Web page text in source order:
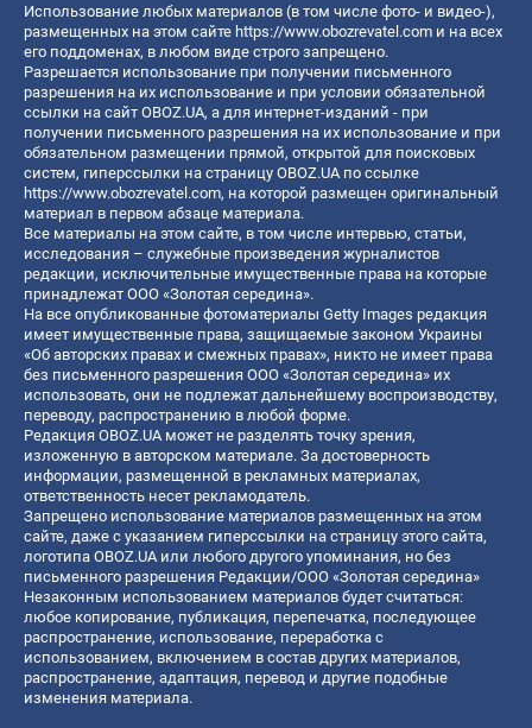
Использование любых материалов (в том числе фото- и видео-),
размещенных на этом сайте https://www.obozrevatel.com и на всех
его поддоменах, в любом виде строго запрещено.
Разрешается использование при получении письменного
разрешения на их использование и при условии обязательной
ссылки на сайт OBOZ.UA, а для интернет-изданий - при
получении письменного разрешения на их использование и при
обязательном размещении прямой, открытой для поисковых
систем, гиперссылки на страницу OBOZ.UA по ссылке
https://www.obozrevatel.com, на которой размещен оригинальный
материал в первом абзаце материала.
Все материалы на этом сайте, в том числе интервью, статьи,
исследования – служебные произведения журналистов
редакции, исключительные имущественные права на которые
принадлежат ООО «Золотая середина».
На все опубликованные фотоматериалы Getty Images редакция
имеет имущественные права, защищаемые законом Украины
«Об авторских правах и смежных правах», никто не имеет права
без письменного разрешения ООО «Золотая середина» их
использовать, они не подлежат дальнейшему воспроизводству,
переводу, распространению в любой форме.
Редакция OBOZ.UA может не разделять точку зрения,
изложенную в авторском материале. За достоверность
информации, размещенной в рекламных материалах,
ответственность несет рекламодатель.
Запрещено использование материалов размещенных на этом
сайте, даже с указанием гиперссылки на страницу этого сайта,
логотипа OBOZ.UA или любого другого упоминания, но без
письменного разрешения Редакции/ООО «Золотая середина»
Незаконным использованием материалов будет считаться:
любое копирование, публикация, перепечатка, последующее
распространение, использование, переработка с
использованием, включением в состав других материалов,
распространение, адаптация, перевод и другие подобные
изменения материала.